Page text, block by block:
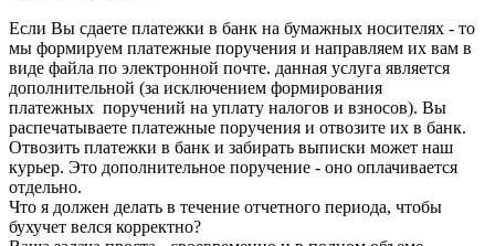
Если Вы сдаете платежки в банк на бумажных носителях - то
мы формируем платежные поручения и направляем их вам в
виде файла по электронной почте. данная услуга является
дополнительной (за исключением формирования
платежных поручений на уплату налогов и взносов). Вы
распечатываете платежные поручения и отвозите их в банк.
Отвозить платежки в банк и забирать выписки может наш
курьер. Это дополнительное поручение - оно оплачивается
отдельно.
Что я должен делать в течение отчетного периода, чтобы
бухучет велся корректно?